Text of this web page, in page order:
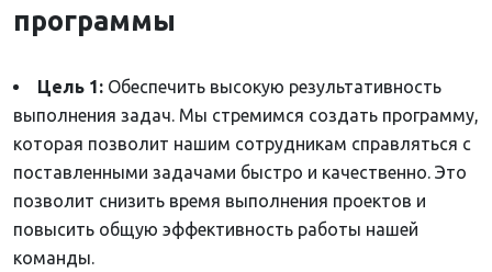
программы
Цель 1: Обеспечить высокую результативность
выполнения задач. Мы стремимся создать программу,
которая позволит нашим сотрудникам справляться с
поставленными задачами быстро и качественно. Это
позволит снизить время выполнения проектов и
повысить общую эффективность работы нашей
команды.